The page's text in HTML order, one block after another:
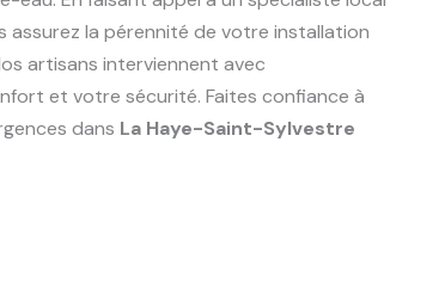
assurez la pérennité de votre installation
artisans interviennent avec
et votre sécurité. Faites confiance à
dans La Haye-Saint-Sylvestre